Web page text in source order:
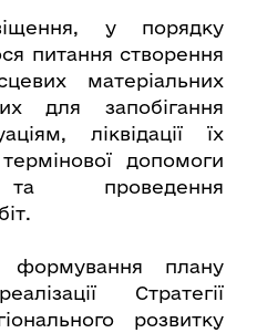
у порядку
питання створення
матеріальних
для запобігання
ліквідації їх
допомоги
та проведення
формування плану
Стратегії
розвитку